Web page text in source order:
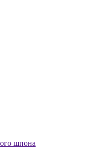
шпона